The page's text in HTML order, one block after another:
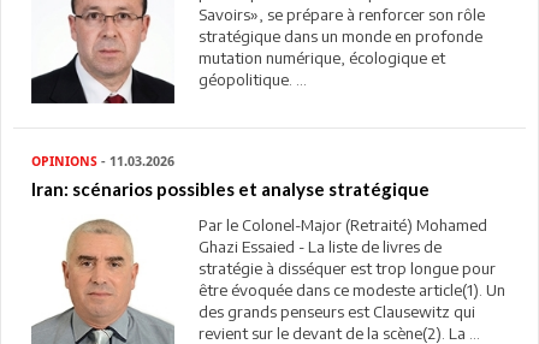
Savoirs», se prépare à renforcer son rôle
stratégique dans un monde en profonde
mutation numérique, écologique et
géopolitique. ...
OPINIONS - 11.03.2026
Iran: scénarios possibles et analyse stratégique
Par le Colonel-Major (Retraité) Mohamed
Ghazi Essaied - La liste de livres de
stratégie à disséquer est trop longue pour
être évoquée dans ce modeste article(1). Un
des grands penseurs est Clausewitz qui
revient sur le devant de la scène(2). La ...